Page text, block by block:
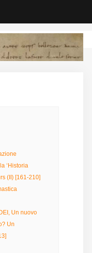
‘Historia
(II) [161-210]
Un nuovo
Un